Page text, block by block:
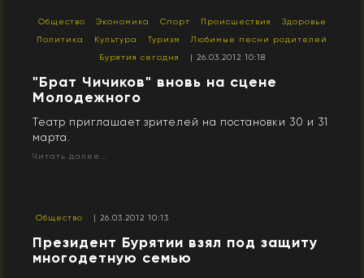
Общество Экономика Спорт Происшествия
Здоровье
Политика
Культура Туризм
Любимые песни родителей
Бурятия сегодня
| 26.03.2012 10:18
"Брат Чичиков" вновь на сцене
Молодежного
Театр приглашает зрителей на постановки 30 и 31
марта.
Читать далее...
Общество | 26.03.2012 10:13
Президент Бурятии взял под защиту
многодетную семью